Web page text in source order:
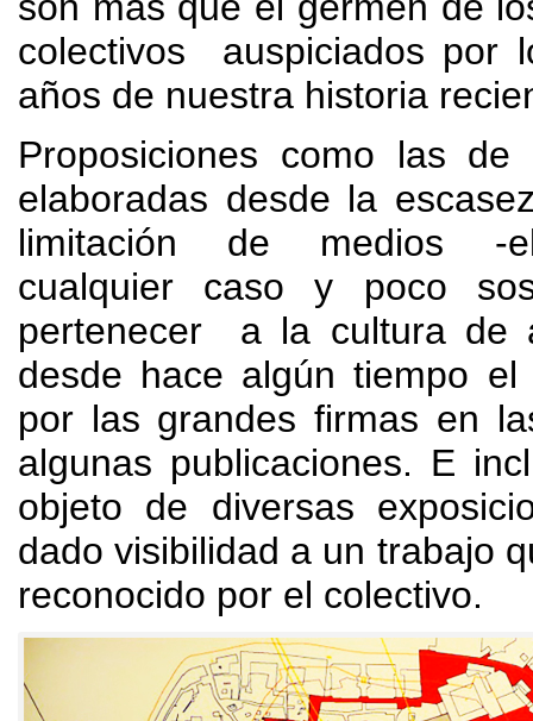
colectivos
auspiciados por
años de nuestra historia
Proposiciones como las de
elaboradas desde la
limitación de medios -
cualquier caso y poco
pertenecer
a la cultura de
desde hace algún tiempo el
por las grandes firmas en
algunas publicaciones. E
objeto de diversas
dado visibilidad a un trabajo
reconocido por el colectivo.